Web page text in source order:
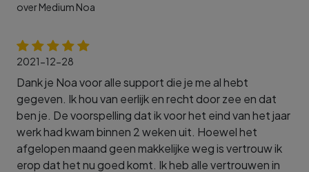
over Medium Noa
2021-12-28
Dank je Noa voor alle support die je me al hebt
gegeven. Ik hou van eerlijk en recht door zee en dat
ben je. De voorspelling dat ik voor het eind van het jaar
werk had kwam binnen 2 weken uit. Hoewel het
afgelopen maand geen makkelijke weg is vertrouw ik
erop dat het nu goed komt. Ik heb alle vertrouwen in